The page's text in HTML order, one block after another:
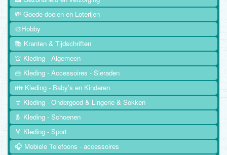
💸 Goede doelen en Loterijen
🎨Hobby
📚 Kranten & Tijdschriften
👚 Kleding - Algemeen
👜 Kleding - Accessoires - Sieraden
👪 Kleding - Baby's en Kinderen
👙 Kleding - Ondergoed & Lingerie & Sokken
👢 Kleding - Schoenen
🏅 Kleding - Sport
🎧 Mobiele Telefoons - accessoires